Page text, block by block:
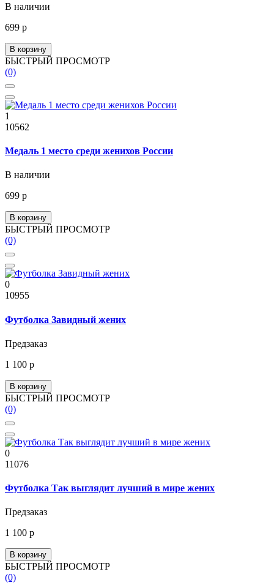
В наличии
699 р
В корзину
БЫСТРЫЙ ПРОСМОТР
(0)
1
10562
Медаль 1 место среди женихов России
В наличии
699 р
В корзину
БЫСТРЫЙ ПРОСМОТР
(0)
0
10955
Футболка Завидный жених
Предзаказ
1 100 р
В корзину
БЫСТРЫЙ ПРОСМОТР
(0)
0
11076
Футболка Так выглядит лучший в мире жених
Предзаказ
1 100 р
В корзину
БЫСТРЫЙ ПРОСМОТР
(0)